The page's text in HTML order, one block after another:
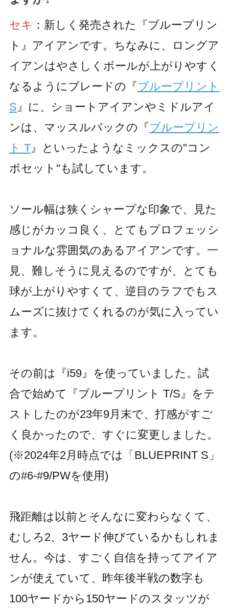
セキ ：新しく発売された『ブループリン
ト』アイアンです。ちなみに、ロングア
イアンはやさしくボールが上がりやすく
なるようにブレードの『ブループリント
S 』に、ショートアイアンやミドルアイ
ンは、マッスルバックの『ブループリン
ト T』といったようなミックスの"コン
ボセット"も試しています。
ソール幅は狭くシャープな印象で、見た
感じがカッコ良く、とてもプロフェッシ
ョナルな雰囲気のあるアイアンです。一
見、難しそうに見えるのですが、とても
球が上がりやすくて、逆目のラフでもス
ムーズに抜けてくれるのが気に入ってい
ます。
その前は『i59』を使っていました。試
合で始めて『ブループリント T/S』をテ
ストしたのが23年9月末で、打感がすご
く良かったので、すぐに変更しました。
(※2024年2月時点では「BLUEPRINT S」
の#6-#9/PWを使用)
飛距離は以前とそんなに変わらなくて、
むしろ2、3ヤード伸びているかもしれま
せん。今は、すごく自信を持ってアイア
ンが使えていて、昨年後半戦の数字も
100ヤードから150ヤードのスタッツが
Home
トップページ
Products
Catalog
製品カタログ
Archive
過去製品アーカイブ
Feature
Philosophies
Tour Pros
ツアープロ情報
Concept Shop
コンセプトショップ
Fitting
フィッティング
お知らせ
Company
FAQ
よくあるご質問
Event
試打・フィッティング
イベント情報
Rental Club
レンタルクラブサービス
Recruit
会員システム
オンラインショップ
PING.com〔グローバル〕
安全取り扱いマニュアル 模倣品に関する注意
プライバシーポリシー 利用規約 免責事項
Page Top
©2026 PING. All Rights Reserved.